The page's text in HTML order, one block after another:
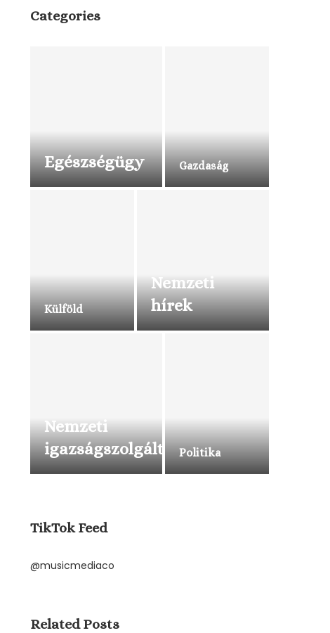
Categories
Egészségügy Gazdaság
Külföld
Nemzeti
hírek
Nemzeti
igazságszolgáltatásPolitika
TikTok Feed
@musicmediaco
Related Posts